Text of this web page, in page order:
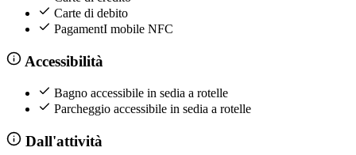
Carte di debito
PagamentI mobile NFC
Accessibilità
Bagno accessibile in sedia a rotelle
Parcheggio accessibile in sedia a rotelle
Dall'attività